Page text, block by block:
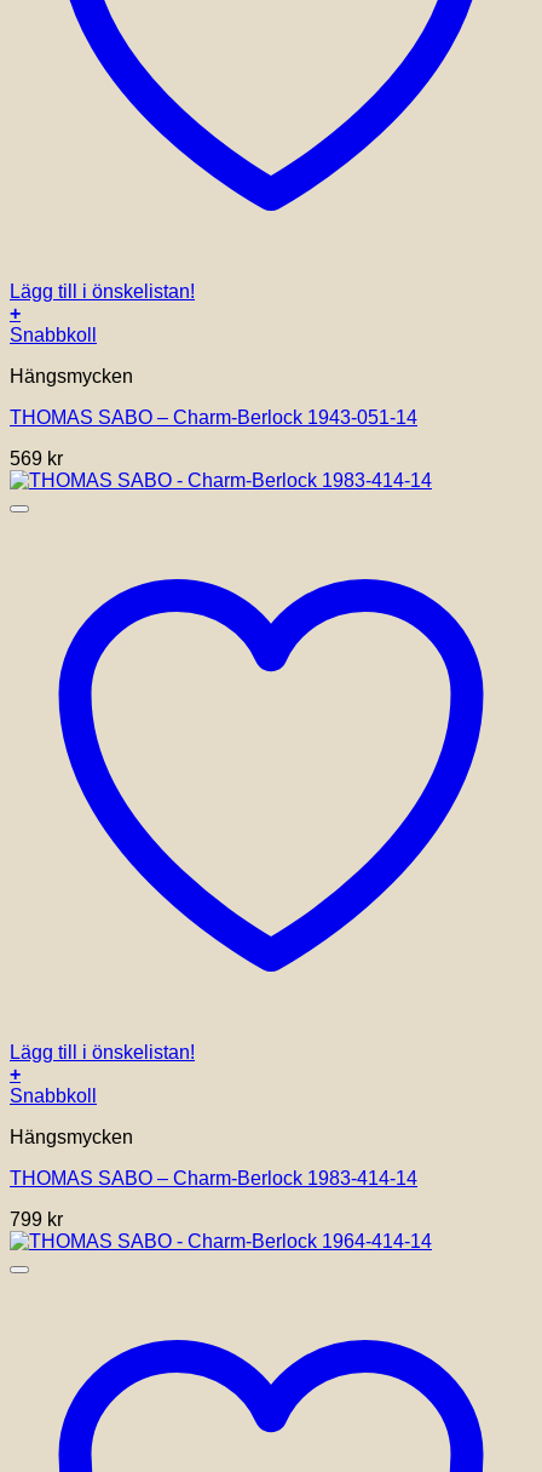
Lägg till i önskelistan!
+
Snabbkoll
Hängsmycken
THOMAS SABO – Charm-Berlock 1943-051-14
569 kr
Lägg till i önskelistan!
+
Snabbkoll
Hängsmycken
THOMAS SABO – Charm-Berlock 1983-414-14
799 kr